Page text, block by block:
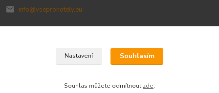
info@vseprohotely.eu
Upravit sběr cookies.
Nastavení Souhlasím
Souhlas můžete odmítnout zde.